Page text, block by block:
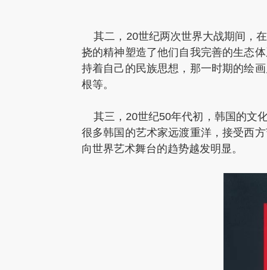
其二，20世纪两次世界大战期间，
挠的精神塑造了他们自我完善的生态
持着自己的民族思想，那一时期的绘
根等。
其三，20世纪50年代初，韩国的文
很多韩国的艺术家远渡重洋，接受西
向世界艺术舞台的趋势越发明显。